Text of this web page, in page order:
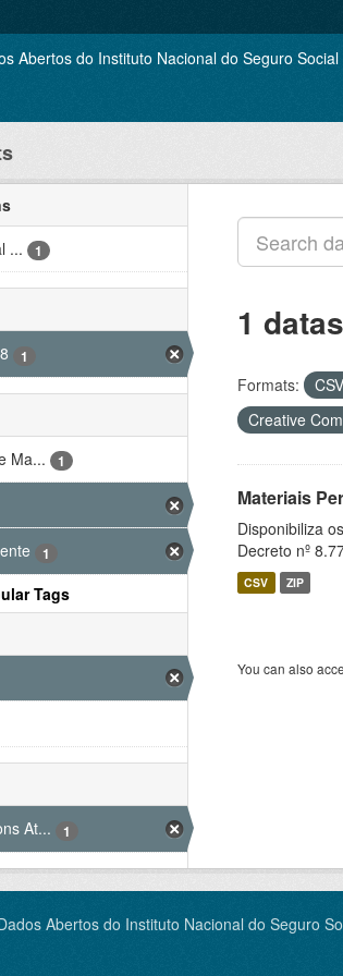
...
1
1
Ma...
1
1
Tags
At...
1
1
Formats: CSV
Creative
Materiais
Disponibiliza
Decreto nº
CSV ZIP
You can also
Abertos do Instituto Nacional do Seguro